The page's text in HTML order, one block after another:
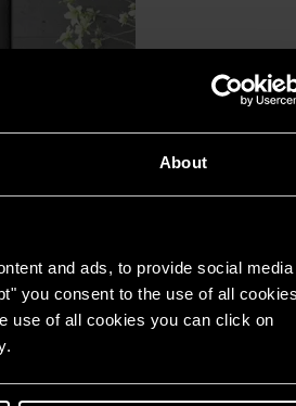
About
and ads, to provide social media
you consent to the use of all cookies
use of all cookies you can click on
và công nghệ tiên tiến, giúp bạn có